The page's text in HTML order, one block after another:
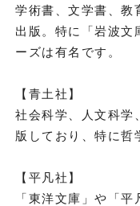
学術書、文学書、教
出版。特に「岩波文
ーズは有名です。
【青土社】
社会科学、人文科学
版しており、特に哲
【平凡社】
「東洋文庫」や「